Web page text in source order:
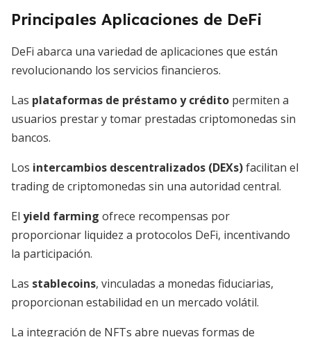
Principales Aplicaciones de DeFi
DeFi abarca una variedad de aplicaciones que están
revolucionando los servicios financieros.
Las plataformas de préstamo y crédito permiten a
usuarios prestar y tomar prestadas criptomonedas sin
bancos.
Los intercambios descentralizados (DEXs)facilitan el
trading de criptomonedas sin una autoridad central.
El yield farming ofrece recompensas por
proporcionar liquidez a protocolos DeFi, incentivando
la participación.
Las stablecoins, vinculadas a monedas fiduciarias,
proporcionan estabilidad en un mercado volátil.
La integración de NFTs abre nuevas formas de